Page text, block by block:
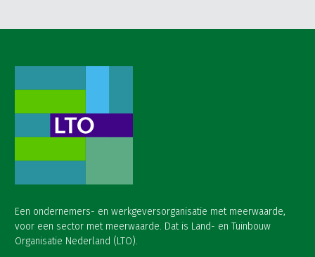
Een ondernemers- en werkgeversorganisatie met meerwaarde,
voor een sector met meerwaarde. Dat is Land- en Tuinbouw
Organisatie Nederland (LTO).